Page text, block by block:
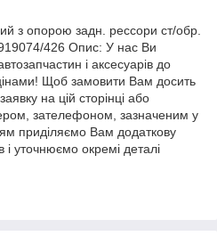
з опорою задн. рессори ст/обр.
426 Опис: У нас Ви
і аксесуарів до
Щоб замовити Вам досить
на цій сторінці або
зателефоном, зазначеним у
приділяємо Вам додаткову
і уточнюємо окремі деталі